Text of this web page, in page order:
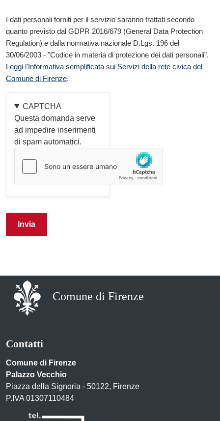
I dati personali forniti per il servizio saranno trattati secondo
quanto previsto dal GDPR 2016/679 (General Data Protection
Regulation) e dalla normativa nazionale D.Lgs. 196 del
30/06/2003 - "Codice in materia di protezione dei dati personali".
Leggi l'Informativa semplificata sui Servizi della rete civica del
Comune di Firenze.
CAPTCHA
Questa domanda serve
ad impedire inserimenti
di spam automatici.
Comune di Firenze
Contatti
Comune di Firenze
Palazzo Vecchio
Piazza della Signoria - 50122, Firenze
P.IVA 01307110484